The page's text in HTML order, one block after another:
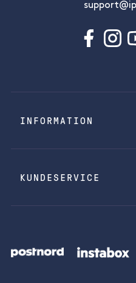
INFORMATION
KUNDESERVICE